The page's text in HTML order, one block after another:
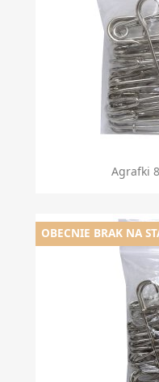
Agrafki
OBECNIE BRAK NA